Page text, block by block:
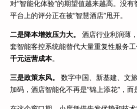
对”智能化体验”的期望值越来越高。没
平台上的评分正在被”智慧酒店”甩开。
二是降本增效压力大。
酒店行业利润薄
套智能客控系统能替代大量重复性服务工
千元运营成本。
三是政策东风。
数字中国、新基建、文
加码，酒店智能化不再是”锦上添花”，而